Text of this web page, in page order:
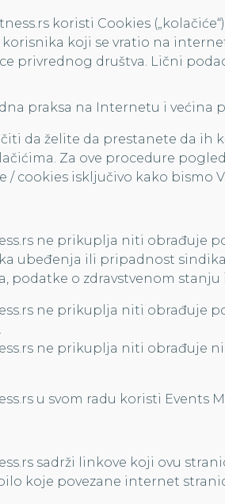
koristi Cookies
koji se vratio na
privrednog društva. Lični
praksa na Internetu i većina
da želite da prestanete da
Za ove procedure
/ cookies isključivo kako bismo
ne prikuplja niti obrađuje
ubeđenja ili pripadnost
podatke o zdravstvenom
ne prikuplja niti obrađuje
ne prikuplja niti obrađuje
u svom radu koristi Events
sadrži linkove koji ovu
koje povezane internet